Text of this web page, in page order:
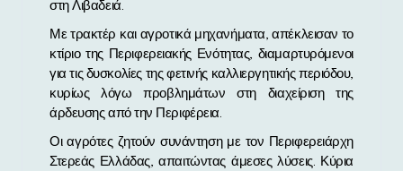
στη Λιβαδειά.
Με τρακτέρ και αγροτικά μηχανήματα, απέκλεισαν το
κτίριο της Περιφερειακής Ενότητας, διαμαρτυρόμενοι
για τις δυσκολίες της φετινής καλλιεργητικής περιόδου,
κυρίως λόγω προβλημάτων στη διαχείριση της
άρδευσης από την Περιφέρεια.
Οι αγρότες ζητούν συνάντηση με τον Περιφερειάρχη
Στερεάς Ελλάδας, απαιτώντας άμεσες λύσεις. Κύρια